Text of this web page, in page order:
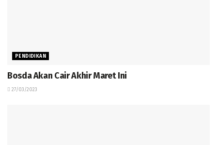
PENDIDIKAN
Bosda Akan Cair Akhir Maret Ini
27/03/2023